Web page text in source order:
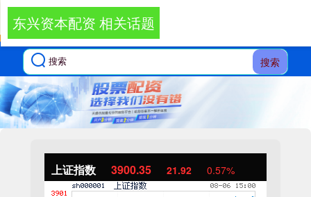
搜索
上证指数 3900.35 21.92 0.57%
东兴资本配资 相关话题